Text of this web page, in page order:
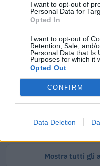
I want to opt-out of
Personal Data for
Opted In
I want to opt-out of
Retention, Sale, and/
Personal Data that Is
Purposes for which it
Opted Out
CONFIRM
Data Deletion
Visure Camerali -
€ 5,39 IVA inclusa
Visure Camerali -
Mostra tutti gli